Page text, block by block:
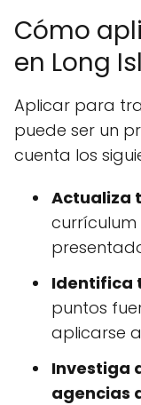
Cómo
en Long
Aplicar para
puede ser un
cuenta los
Actualiza
Identifica
puntos
aplicarse
Investiga
agencias